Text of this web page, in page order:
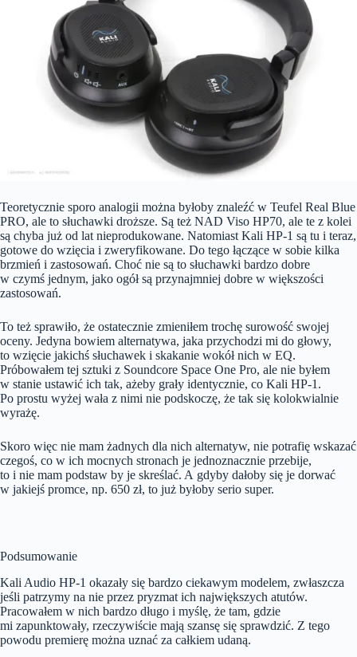
Teoretycznie sporo analogii można byłoby znaleźć w Teufel Real Blue
PRO, ale to słuchawki droższe. Są też NAD Viso HP70, ale te z kolei
są chyba już od lat nieprodukowane. Natomiast Kali HP-1 są tu i teraz,
gotowe do wzięcia i zweryfikowane. Do tego łączące w sobie kilka
brzmień i zastosowań. Choć nie są to słuchawki bardzo dobre
w czymś jednym, jako ogół są przynajmniej dobre w większości
zastosowań.
To też sprawiło, że ostatecznie zmieniłem trochę surowość swojej
oceny. Jedyna bowiem alternatywa, jaka przychodzi mi do głowy,
to wzięcie jakichś słuchawek i skakanie wokół nich w EQ.
Próbowałem tej sztuki z Soundcore Space One Pro, ale nie byłem
w stanie ustawić ich tak, ażeby grały identycznie, co Kali HP-1.
Po prostu wyżej wała z nimi nie podskoczę, że tak się kolokwialnie
wyrażę.
Skoro więc nie mam żadnych dla nich alternatyw, nie potrafię wskazać
czegoś, co w ich mocnych stronach je jednoznacznie przebije,
to i nie mam podstaw by je skreślać. A gdyby dałoby się je dorwać
w jakiejś promce, np. 650 zł, to już byłoby serio super.
Podsumowanie
Kali Audio HP-1 okazały się bardzo ciekawym modelem, zwłaszcza
jeśli patrzymy na nie przez pryzmat ich największych atutów.
Pracowałem w nich bardzo długo i myślę, że tam, gdzie
mi zapunktowały, rzeczywiście mają szansę się sprawdzić. Z tego
powodu premierę można uznać za całkiem udaną.